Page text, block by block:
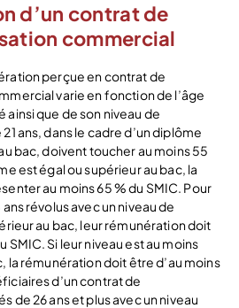
d’un contrat de
commercial
perçue en contrat de
varie en fonction de l’âge
que de son niveau de
ans, dans le cadre d’un diplôme
bac, doivent toucher au moins 55
est égal ou supérieur au bac, la
au moins 65 % du SMIC. Pour
révolus avec un niveau de
au bac, leur rémunération doit
SMIC. Si leur niveau est au moins
la rémunération doit être d’au moins
d’un contrat de
de 26 ans et plus avec un niveau